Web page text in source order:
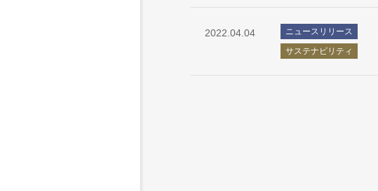
2022.04.04
ニュースリリース
サステナビリティ